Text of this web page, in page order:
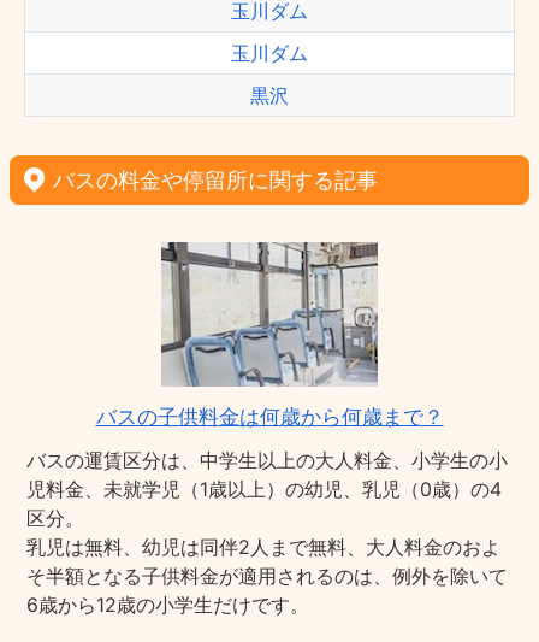
玉川ダム
玉川ダム
黒沢
バスの料金や停留所に関する記事
バスの子供料金は何歳から何歳まで？
バスの運賃区分は、中学生以上の大人料金、小学生の小
児料金、未就学児（1歳以上）の幼児、乳児（0歳）の4
区分。
乳児は無料、幼児は同伴2人まで無料、大人料金のおよ
そ半額となる子供料金が適用されるのは、例外を除いて
6歳から12歳の小学生だけです。